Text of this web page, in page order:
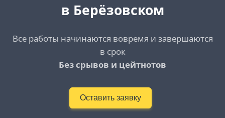
в Берёзовском
Все работы начинаются вовремя и завершаются
в срок
Без срывов и цейтнотов
Оставить заявку